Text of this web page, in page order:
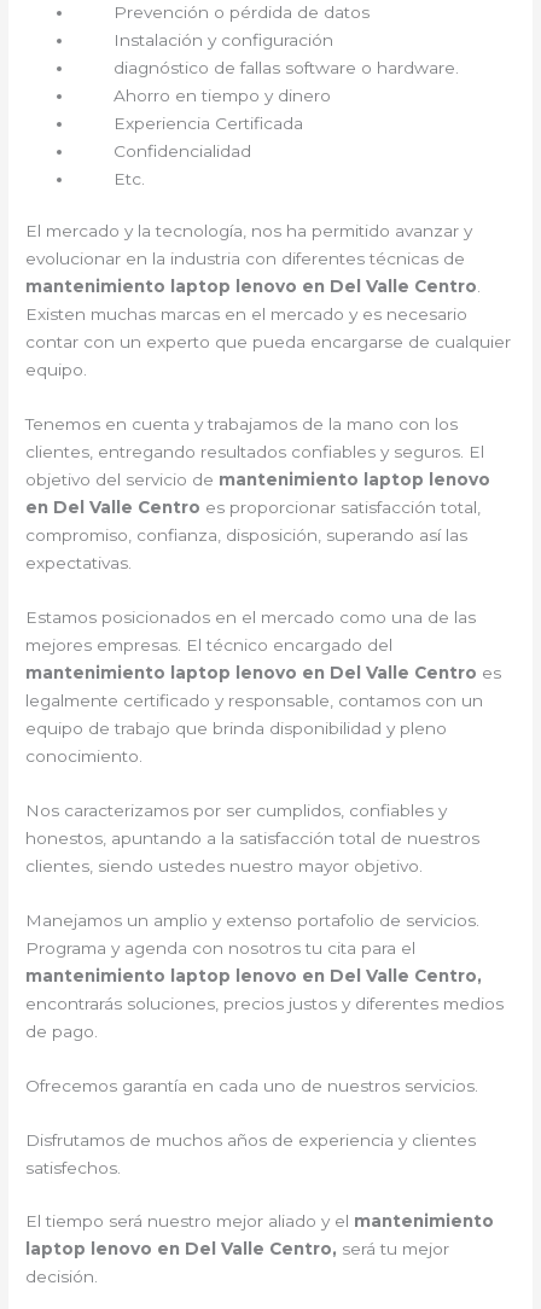
Prevención o pérdida de datos
Instalación y configuración
diagnóstico de fallas software o hardware.
Ahorro en tiempo y dinero
Experiencia Certificada
Confidencialidad
Etc.
El mercado y la tecnología, nos ha permitido avanzar y
evolucionar en la industria con diferentes técnicas de
mantenimiento laptop lenovo en Del Valle Centro.
Existen muchas marcas en el mercado y es necesario
contar con un experto que pueda encargarse de cualquier
equipo.
Tenemos en cuenta y trabajamos de la mano con los
clientes, entregando resultados confiables y seguros. El
objetivo del servicio de mantenimiento laptop lenovo
en Del Valle Centro es proporcionar satisfacción total,
compromiso, confianza, disposición, superando así las
expectativas.
Estamos posicionados en el mercado como una de las
mejores empresas. El técnico encargado del
mantenimiento laptop lenovo en Del Valle Centro es
legalmente certificado y responsable, contamos con un
equipo de trabajo que brinda disponibilidad y pleno
conocimiento.
Nos caracterizamos por ser cumplidos, confiables y
honestos, apuntando a la satisfacción total de nuestros
clientes, siendo ustedes nuestro mayor objetivo.
Manejamos un amplio y extenso portafolio de servicios.
Programa y agenda con nosotros tu cita para el
mantenimiento laptop lenovo en Del Valle Centro,
encontrarás soluciones, precios justos y diferentes medios
de pago.
Ofrecemos garantía en cada uno de nuestros servicios.
Disfrutamos de muchos años de experiencia y clientes
satisfechos.
El tiempo será nuestro mejor aliado y el mantenimiento
laptop lenovo en Del Valle Centro, será tu mejor
decisión.